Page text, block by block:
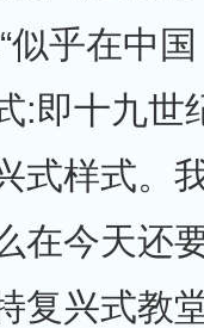
似乎在中
:即十九世
式样式。
在今天还
复兴式教